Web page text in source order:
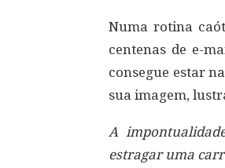
Numa rotina
centenas de e-
consegue estar
sua imagem,
A
estragar uma